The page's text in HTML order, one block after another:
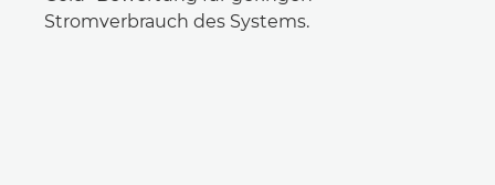
Stromverbrauch des Systems.